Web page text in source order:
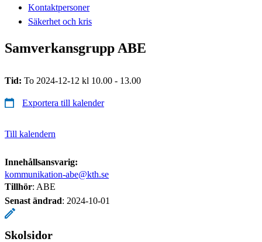
Kontaktpersoner
Säkerhet och kris
Samverkansgrupp ABE
Tid: To 2024-12-12 kl 10.00 - 13.00
Exportera till kalender
Till kalendern
Innehållsansvarig:
kommunikation-abe@kth.se
Tillhör: ABE
Senast ändrad: 2024-10-01
Skolsidor